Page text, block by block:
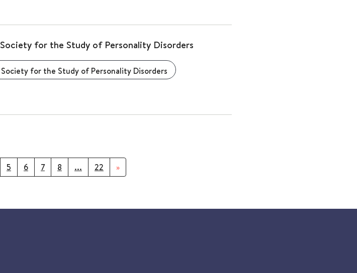
for the Study of Personality Disorders
for the Study of Personality Disorders
5 6 7 8 ... 22 »